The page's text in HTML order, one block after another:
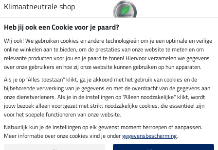
Klimaatneutrale shop
Verzending per
Veilig betalen met
Impressum
Laatste update op 06.08.2026 om 14:39 uur
Heb jij ook een Cookie voor je paard?
Wij ook! We gebruiken cookies en andere technologieën om je een optimale en veilige
online winkelen aan te bieden, om de prestaties van onze website te meten en om
relevante producten voor jou en je paard te tonen! Hiervoor verzamelen we gegevens
over onze gebruikers en hoe zij onze website kunnen gebruiken op hun apparaten.
Als je op "Alles toestaan" klikt, ga je akkoord met het gebruik van cookies en de
bijbehorende verwerking van je gegevens en met de overdracht van de gegevens aan
onze dienstverleners. Als je in de instellingen op "Alleen noodzakelijke" klikt, wordt
jouw bezoek alleen voortgezet met strikt noodzakelijke cookies, die essentieel zijn
voor het soepele functioneren van onze website.
Natuurlijk kun je de instellingen op elk gewenst moment herroepen of aanpassen.
Meer informatie over onze cookies vind je ondergegevensbescherming.